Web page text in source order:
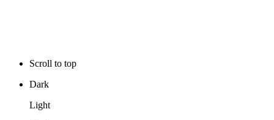
Scroll to top
Dark
Light